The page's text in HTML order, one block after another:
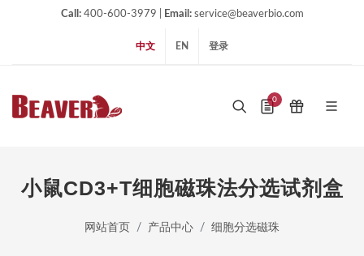
Call:400-600-3979 | Email:service@beaverbio.com
中文 EN 登录
0
小鼠CD3+T细胞磁珠法分选试剂盒
网站首页 产品中心 细胞分选磁珠